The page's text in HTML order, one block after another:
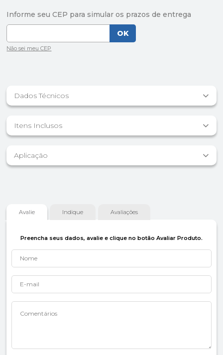
Dados Técnicos
Itens Inclusos
Aplicação
Avalie Indique Avaliações
Preencha seus dados, avalie e clique no botão Avaliar Produto.